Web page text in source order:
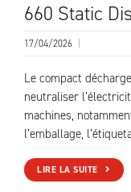
660 Static
17/04/2026
Le compact
neutraliser
machines,
l’emballage,
LIRE LA SUITE